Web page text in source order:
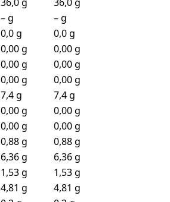
– g
– g
0,0 g
0,0 g
0,00 g
0,00 g
0,00 g
0,00 g
0,00 g
0,00 g
7,4 g
7,4 g
0,00 g
0,00 g
0,00 g
0,00 g
0,88 g
0,88 g
6,36 g
6,36 g
1,53 g
1,53 g
4,81 g
4,81 g